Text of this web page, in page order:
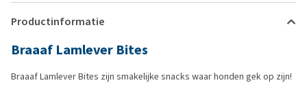
Productinformatie
Braaaf Lamlever Bites
Braaaf Lamlever Bites zijn smakelijke snacks waar honden gek op zijn!